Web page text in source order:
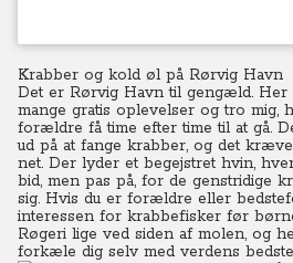
Krabber og kold øl på Rørvig Havn
Det er Rørvig Havn til gengæld. Her
mange gratis oplevelser og tro mig,
forældre få time efter time til at gå.
ud på at fange krabber, og det
net. Der lyder et begejstret hvin,
bid, men pas på, for de genstridige
sig. Hvis du er forældre eller
interessen for krabbefisker før
Røgeri lige ved siden af molen, og
forkæle dig selv med verdens